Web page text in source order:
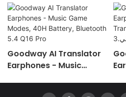
Goodway AI Translator
Earphones - Music